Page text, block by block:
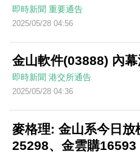
即時新聞 重要通告
2025/05/28 04:56
金山軟件(03888) 內
即時新聞 港交所通告
2025/05/28 04:36
麥格理: 金山系今日放
25298、金雲購16593